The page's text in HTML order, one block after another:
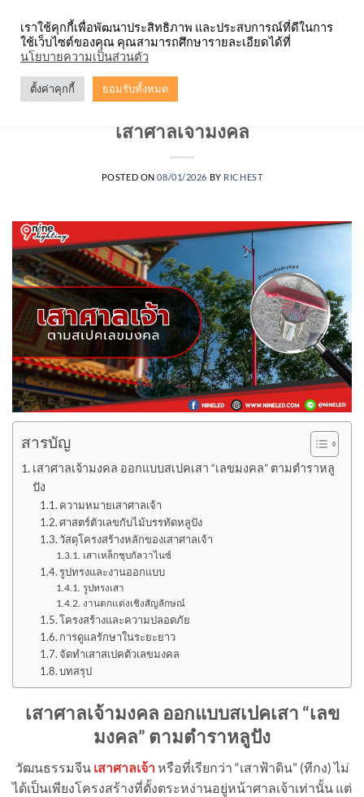
content
เสาศาลเจ้ามงคล
POSTED ON08/01/2026 BY RICHEST
สารบัญ
เสาศาลเจ้ามงคล ออกแบบสเปคเสา “เลขมงคล” ตามตำราหลู
ปัง
ความหมายเสาศาลเจ้า
ศาสตร์ตัวเลขกับไม้บรรทัดหลูปัง
วัสดุโครงสร้างหลักของเสาศาลเจ้า
เสาเหล็กชุบกัลวาไนซ์
รูปทรงและงานออกแบบ
รูปทรงเสา
งานตกแต่งเชิงสัญลักษณ์
โครงสร้างและความปลอดภัย
การดูแลรักษาในระยะยาว
จัดทำเสาสเปคตัวเลขมงคล
บทสรุป
เสาศาลเจ้ามงคล ออกแบบสเปคเสา “เลข
มงคล” ตามตำราหลูปัง
วัฒนธรรมจีน เสาศาลเจ้าหรือที่เรียกว่า “เสาฟ้าดิน” (ทีกง) ไม่
ได้เป็นเพียงโครงสร้างที่ตั้งตระหง่านอยู่หน้าศาลเจ้าเท่านั้น แต่
เราใช้คุกกี้เพื่อพัฒนาประสิทธิภาพ และประสบการณ์ที่ดีในการ
ใช้เว็บไซต์ของคุณ คุณสามารถศึกษารายละเอียดได้ที่
นโยบายความเป็นส่วนตัว
ตั้งค่าคุกกี้ ยอมรับทั้งหมด